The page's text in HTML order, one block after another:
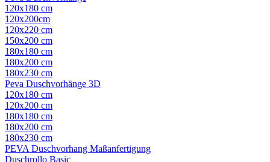
120x180 cm
120x200cm
120x220 cm
150x200 cm
180x180 cm
180x200 cm
180x230 cm
Peva Duschvorhänge 3D
120x180 cm
120x200 cm
180x180 cm
180x200 cm
180x230 cm
PEVA Duschvorhang Maßanfertigung
Duschrollo Basic